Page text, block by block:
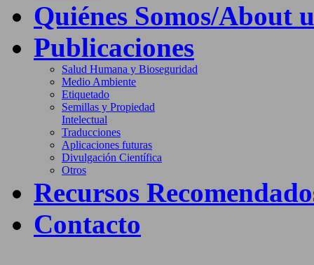
Quiénes Somos/About
Publicaciones
Salud Humana y Bioseguridad
Medio Ambiente
Etiquetado
Semillas y Propiedad
Intelectual
Traducciones
Aplicaciones futuras
Divulgación Científica
Otros
Recursos
Contacto